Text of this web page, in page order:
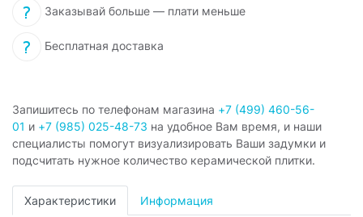
Заказывай больше — плати меньше
Бесплатная доставка
Запишитесь по телефонам магазина +7 (499) 460-56-
01 и +7 (985) 025-48-73 на удобное Вам время, и наши
специалисты помогут визуализировать Ваши задумки и
подсчитать нужное количество керамической плитки.
Характеристики Информация